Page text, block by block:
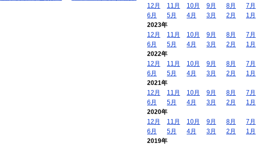
12月
11月 10月 9月 8月
7月
6月
5月 4月 3月 2月
1月
2023年
12月
11月 10月 9月 8月
7月
6月
5月 4月 3月 2月
1月
2022年
12月
11月 10月 9月 8月
7月
6月
5月 4月 3月 2月
1月
2021年
12月
11月 10月 9月 8月
7月
6月
5月 4月 3月 2月
1月
2020年
12月
11月 10月 9月 8月
7月
6月
5月 4月 3月 2月
1月
2019年